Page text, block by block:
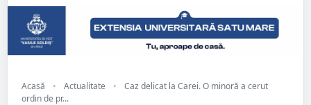
Acasă • Actualitate •
Caz delicat la Carei. O minoră a cerut
ordin de pr...